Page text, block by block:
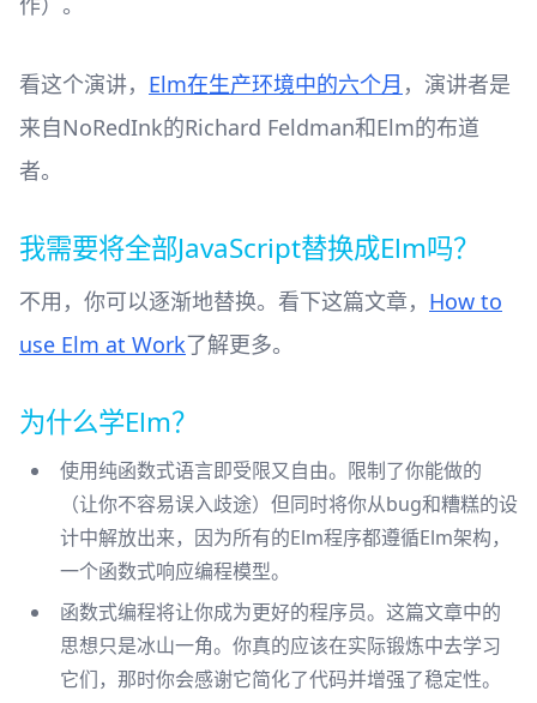
看这个演讲， Elm在生产环境中的六个月 ，演讲者是
来自NoRedInk的Richard Feldman和Elm的布道
者。
我需要将全部JavaScript替换成Elm吗？
不用，你可以逐渐地替换。看下这篇文章， How to
use Elm at Work了解更多。
为什么学Elm？
使用纯函数式语言即受限又自由。限制了你能做的
（让你不容易误入歧途）但同时将你从bug和糟糕的设
计中解放出来，因为所有的Elm程序都遵循Elm架构，
一个函数式响应编程模型。
函数式编程将让你成为更好的程序员。这篇文章中的
思想只是冰山一角。你真的应该在实际锻炼中去学习
它们，那时你会感谢它简化了代码并增强了稳定性。